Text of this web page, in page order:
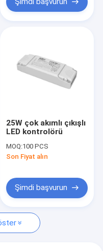
25W çok akımlı çıkışlı
LED kontrolörü
MOQ:100 PCS
Son Fiyat alın
Şimdi başvurun